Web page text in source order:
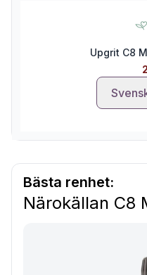
Upgrit C8
Bästa renhet:
Närokällan C8